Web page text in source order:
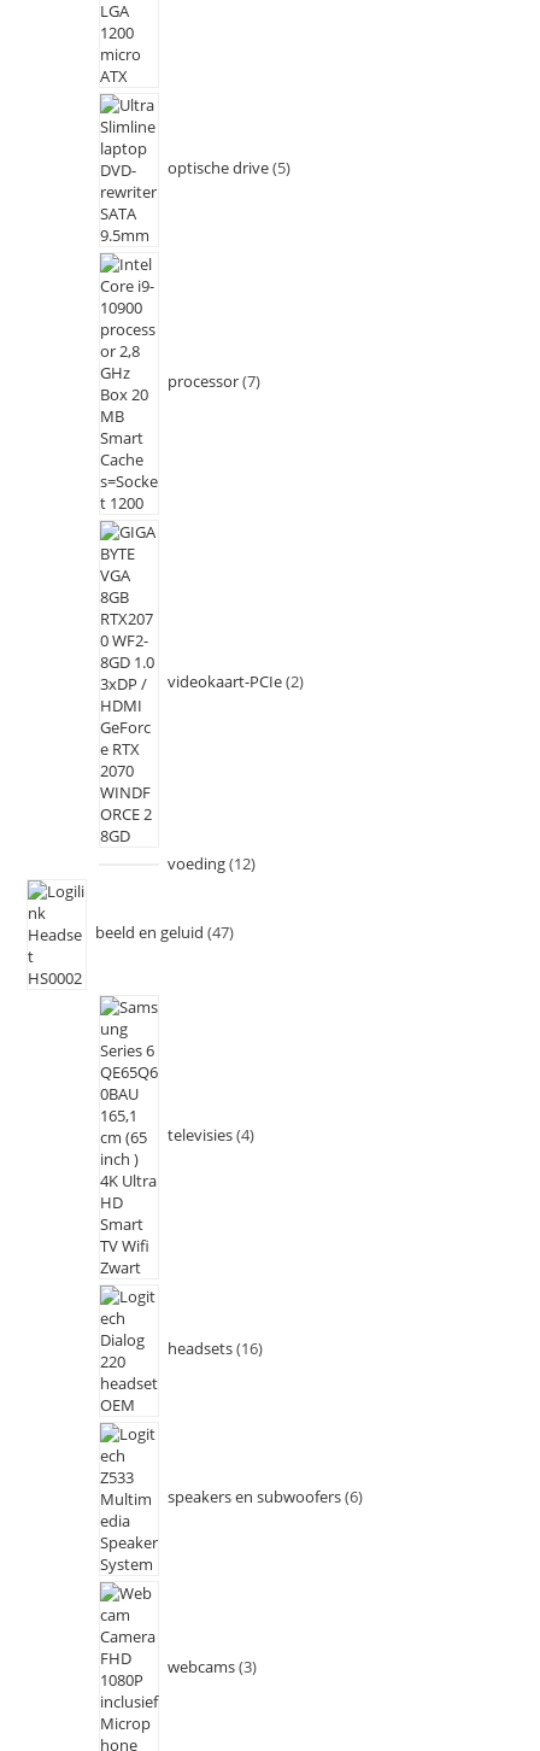
optische drive 5
processor 7
videokaart-PCIe 2
voeding 12
beeld en geluid 47
televisies 4
headsets 16
speakers en subwoofers 6
webcams 3